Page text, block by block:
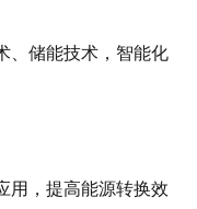
储能技术，智能化
，提高能源转换效